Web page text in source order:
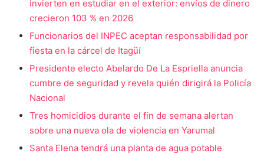
invierten en estudiar en el exterior: envíos de dinero
crecieron 103 % en 2026
Funcionarios del INPEC aceptan responsabilidad por
fiesta en la cárcel de Itagüí
Presidente electo Abelardo De La Espriella anuncia
cumbre de seguridad y revela quién dirigirá la Policía
Nacional
Tres homicidios durante el fin de semana alertan
sobre una nueva ola de violencia en Yarumal
Santa Elena tendrá una planta de agua potable